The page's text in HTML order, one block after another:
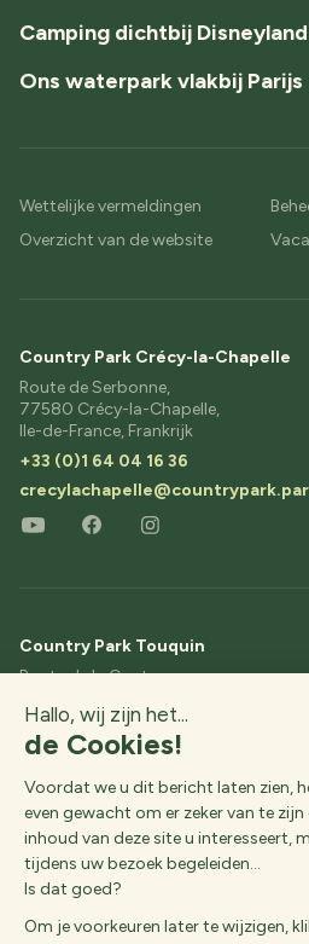
Camping dichtbij Disneyland
Ons waterpark vlakbij Parijs
Wettelijke vermeldingen
Overzicht van de website
Country Park Crécy-la-Chapelle
Route de Serbonne,
77580 Crécy-la-Chapelle,
Ile-de-France, Frankrijk
+33 (0)1 64 04 16 36
Country Park Touquin
Route de la Couture,
Ile-de-France, Frankrijk
+33 (0)1 64 04 16 36
contact@etangs-fleuris.com